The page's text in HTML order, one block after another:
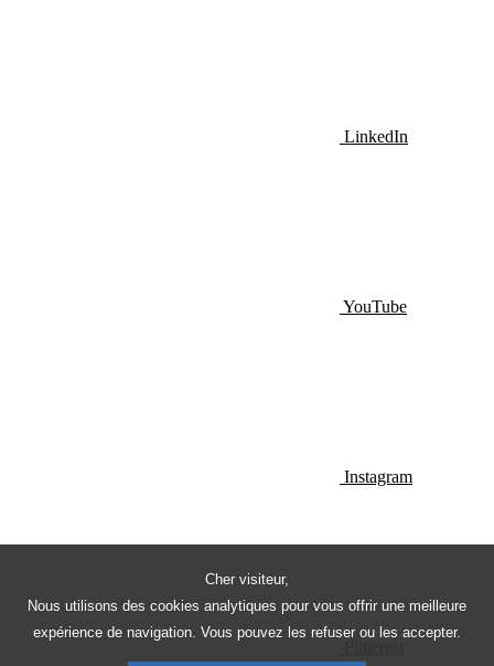
Cher visiteur,
Nous utilisons des cookies analytiques pour vous offrir une meilleure
expérience de navigation. Vous pouvez les refuser ou les accepter.
LinkedIn
YouTube
Instagram